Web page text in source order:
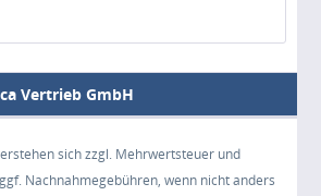
Vertrieb GmbH
sich zzgl. Mehrwertsteuer und
Nachnahmegebühren, wenn nicht anders